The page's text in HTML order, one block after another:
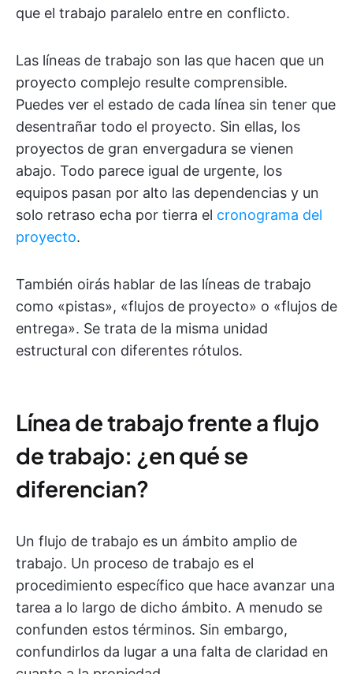
que el trabajo paralelo entre en conflicto.
Las líneas de trabajo son las que hacen que un
proyecto complejo resulte comprensible.
Puedes ver el estado de cada línea sin tener que
desentrañar todo el proyecto. Sin ellas, los
proyectos de gran envergadura se vienen
abajo. Todo parece igual de urgente, los
equipos pasan por alto las dependencias y un
solo retraso echa por tierra el cronograma del
proyecto.
También oirás hablar de las líneas de trabajo
como «pistas», «flujos de proyecto» o «flujos de
entrega». Se trata de la misma unidad
estructural con diferentes rótulos.
Línea de trabajo frente a flujo
de trabajo: ¿en qué se
diferencian?
Un flujo de trabajo es un ámbito amplio de
trabajo. Un proceso de trabajo es el
procedimiento específico que hace avanzar una
tarea a lo largo de dicho ámbito. A menudo se
confunden estos términos. Sin embargo,
confundirlos da lugar a una falta de claridad en